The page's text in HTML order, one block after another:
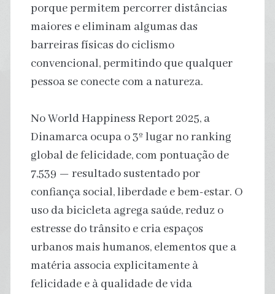
porque permitem percorrer distâncias
maiores e eliminam algumas das
barreiras físicas do ciclismo
convencional, permitindo que qualquer
pessoa se conecte com a natureza.
No World Happiness Report 2025, a
Dinamarca ocupa o 3º lugar no ranking
global de felicidade, com pontuação de
7,539 — resultado sustentado por
confiança social, liberdade e bem-estar. O
uso da bicicleta agrega saúde, reduz o
estresse do trânsito e cria espaços
urbanos mais humanos, elementos que a
matéria associa explicitamente à
felicidade e à qualidade de vida